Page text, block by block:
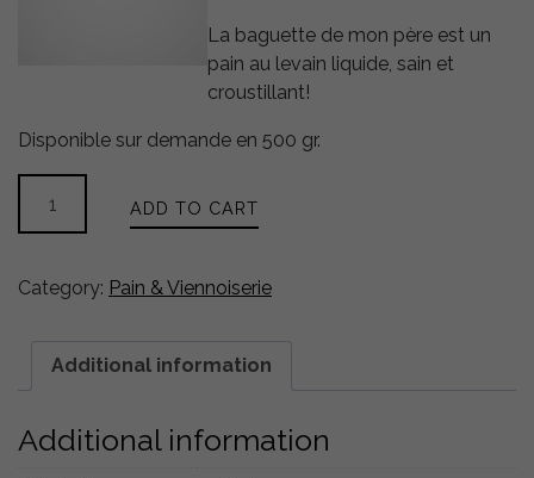
La baguette de mon père est un
pain au levain liquide, sain et
croustillant!
Disponible sur demande en 500 gr.
260g
ADD TO CART
Category: Pain & Viennoiserie
Additional information
Additional information